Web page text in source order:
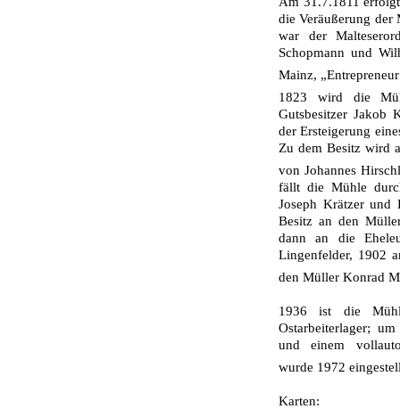
die Veräußerung der
war der
Schopmann und
Mainz,
1823 wird die
Gutsbesitzer Jakob
der Ersteige­rung
Zu dem Besitz wird
von Johannes
fällt die Mühle
Joseph Krätzer und
Besitz an den
dann an die
Lingenfelder, 1902
den Müller Konrad
1936 ist die
Ostarbeiterlager;
und einem
wurde 1972
Karten: